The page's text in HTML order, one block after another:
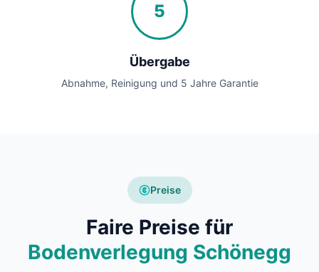
5
Übergabe
Abnahme, Reinigung und 5 Jahre Garantie
Preise
Faire Preise für
Bodenverlegung Schönegg